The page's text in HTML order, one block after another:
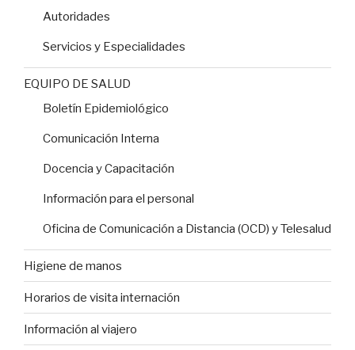
Autoridades
Servicios y Especialidades
EQUIPO DE SALUD
Boletín Epidemiológico
Comunicación Interna
Docencia y Capacitación
Información para el personal
Oficina de Comunicación a Distancia (OCD) y Telesalud
Higiene de manos
Horarios de visita internación
Información al viajero